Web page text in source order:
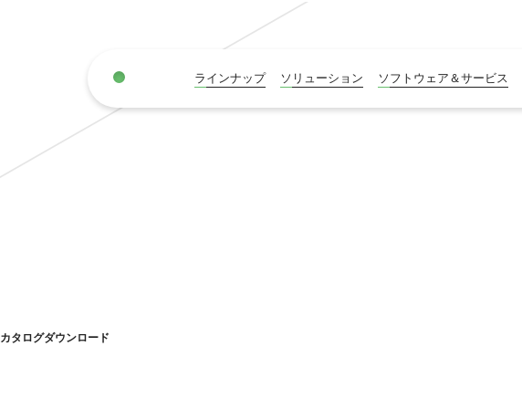
ラインナップ ソリューション ソフトウェア＆サービス
カタログダウンロード